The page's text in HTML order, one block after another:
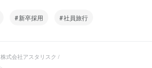
新卒採用 社員旅行
株式会社アスタリスク /